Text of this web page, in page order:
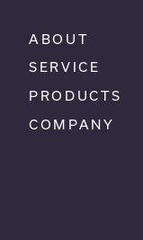
ABOUT
SERVICE
PRODUCTS
COMPANY